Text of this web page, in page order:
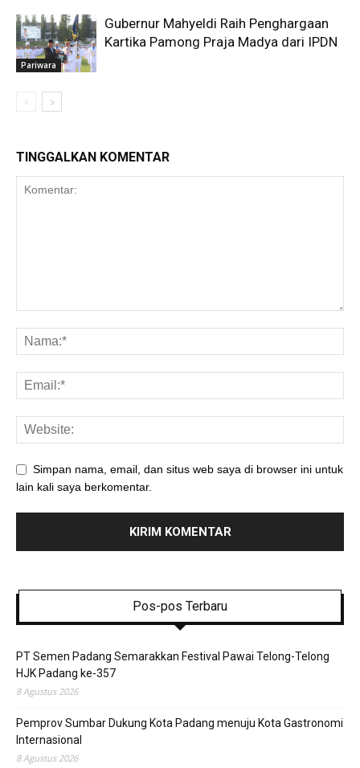
Pariwara
Gubernur Mahyeldi Raih Penghargaan
Kartika Pamong Praja Madya dari IPDN
TINGGALKAN KOMENTAR
Simpan nama, email, dan situs web saya di browser ini untuk
lain kali saya berkomentar.
Pos-pos Terbaru
PT Semen Padang Semarakkan Festival Pawai Telong-Telong
HJK Padang ke-357
8 Agustus 2026
Pemprov Sumbar Dukung Kota Padang menuju Kota Gastronomi
Internasional
8 Agustus 2026